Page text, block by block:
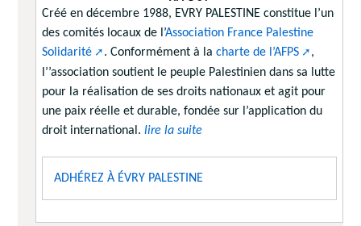
Créé en décembre 1988, EVRY PALESTINE constitue l’un
des comités locaux de l’Association France Palestine
Solidarité
. Conformément à la charte de l’AFPS
,
l’’association soutient le peuple Palestinien dans sa lutte
pour la réalisation de ses droits nationaux et agit pour
une paix réelle et durable, fondée sur l’application du
droit international. lire la suite
ADHÉREZ À ÉVRY PALESTINE